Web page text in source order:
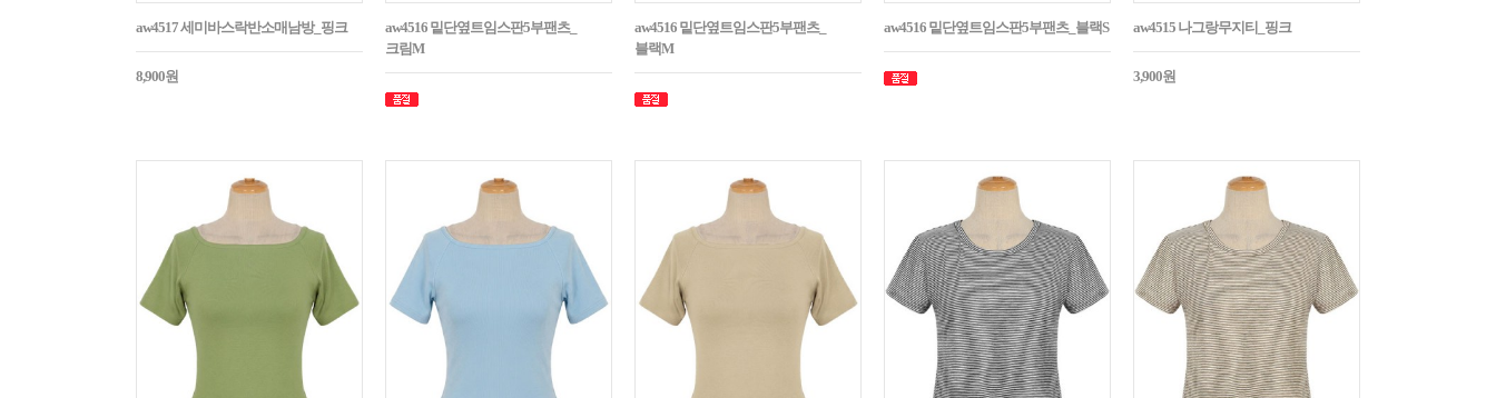
aw4517 세미바스락반소매남방_핑크
8,900원
aw4516 밑단옆트임스판5부팬츠_
크림M
aw4516 밑단옆트임스판5부팬츠_
블랙M
aw4516 밑단옆트임스판5부팬츠_블랙S aw4515 나그랑무지티_핑크
3,900원